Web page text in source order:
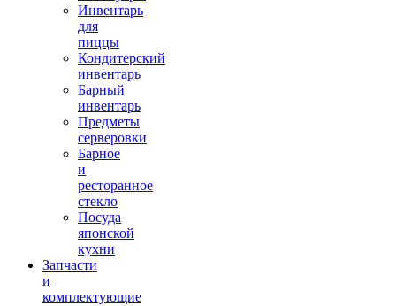
Инвентарь
для
пиццы
Кондитерский
инвентарь
Барный
инвентарь
Предметы
серверовки
Барное
и
ресторанное
стекло
Посуда
японской
кухни
Запчасти
и
комплектующие